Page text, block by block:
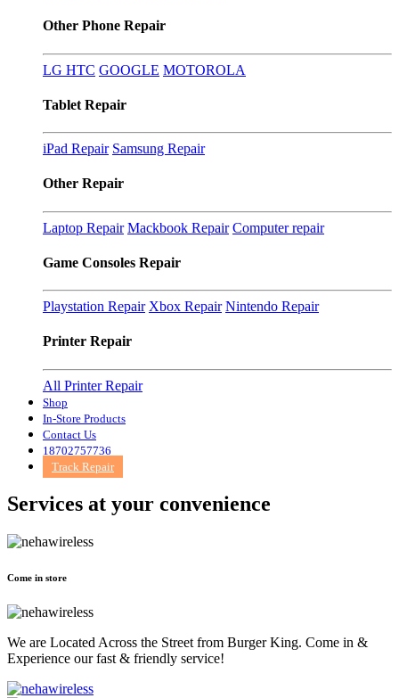
Other Phone Repair
LG HTC GOOGLE MOTOROLA
Tablet Repair
iPad Repair Samsung Repair
Other Repair
Laptop Repair Mackbook Repair Computer repair
Game Consoles Repair
Playstation Repair Xbox Repair Nintendo Repair
Printer Repair
All Printer Repair
Shop
In-Store Products
Contact Us
18702757736
Track Repair
Services at your convenience
Come in store
We are Located Across the Street from Burger King. Come in &
Experience our fast & friendly service!